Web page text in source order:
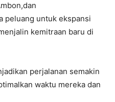
peluang untuk ekspansi
kemitraan baru di
perjalanan semakin
waktu mereka dan